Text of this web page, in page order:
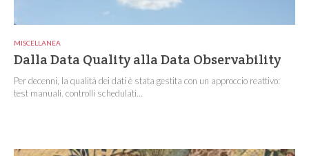
MISCELLANEA
Dalla Data Quality alla Data Observability
Per decenni, la qualità dei dati è stata gestita con un approccio reattivo:
test manuali, controlli schedulati...